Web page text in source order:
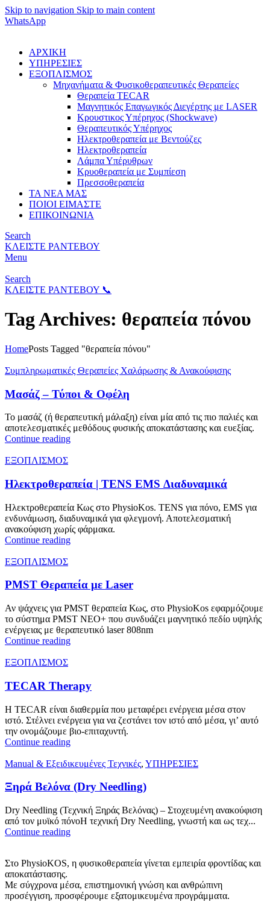
Skip to navigation Skip to main content
WhatsApp
ΑΡΧΙΚΗ
ΥΠΗΡΕΣΙΕΣ
ΕΞΟΠΛΙΣΜΟΣ
Μηχανήματα & Φυσικοθεραπευτικές Θεραπείες
Θεραπεία TECAR
Μαγνητικός Επαγωγικός Διεγέρτης με LASER
Κρουστικος Υπέρηχος (Shockwave)
Θεραπευτικός Υπέρηχος
Ηλεκτροθεραπεία με Βεντούζες
Ηλεκτροθεραπεία
Λάμπα Υπέρυθρων
Κρυοθεραπεία με Συμπίεση
Πρεσσοθεραπεία
ΤΑ ΝΕΑ ΜΑΣ
ΠΟΙΟΙ ΕΙΜΑΣΤΕ
ΕΠΙΚΟΙΝΩΝΙΑ
Search
ΚΛΕΙΣΤΕ ΡΑΝΤΕΒΟΥ
Menu
Search
ΚΛΕΙΣΤΕ ΡΑΝΤΕΒΟΥ 📞
Tag Archives: θεραπεία πόνου
HomePosts Tagged "θεραπεία πόνου"
Συμπληρωματικές Θεραπείες Χαλάρωσης & Ανακούφισης
Μασάζ – Τύποι & Οφέλη
Το μασάζ (ή θεραπευτική μάλαξη) είναι μία από τις πιο παλιές και
αποτελεσματικές μεθόδους φυσικής αποκατάστασης και ευεξίας.
Continue reading
ΕΞΟΠΛΙΣΜΟΣ
Ηλεκτροθεραπεία | TENS EMS Διαδυναμικά
Ηλεκτροθεραπεία Κως στο PhysioKos. TENS για πόνο, EMS για
ενδυνάμωση, διαδυναμικά για φλεγμονή. Αποτελεσματική
ανακούφιση χωρίς φάρμακα.
Continue reading
ΕΞΟΠΛΙΣΜΟΣ
PMST Θεραπεία με Laser
Αν ψάχνεις για PMST θεραπεία Κως, στο PhysioKos εφαρμόζουμε
το σύστημα PMST NEO+ που συνδυάζει μαγνητικό πεδίο υψηλής
ενέργειας με θεραπευτικό laser 808nm
Continue reading
ΕΞΟΠΛΙΣΜΟΣ
TECAR Therapy
Η TECAR είναι διαθερμία που μεταφέρει ενέργεια μέσα στον
ιστό. Στέλνει ενέργεια για να ζεστάνει τον ιστό από μέσα, γι’ αυτό
την ονομάζουμε βιο-επιταχυντή.
Continue reading
Manual & Εξειδικευμένες Τεχνικές, ΥΠΗΡΕΣΙΕΣ
Ξηρά Βελόνα (Dry Needling)
Dry Needling (Τεχνική Ξηράς Βελόνας) – Στοχευμένη ανακούφιση
από τον μυϊκό πόνοΗ τεχνική Dry Needling, γνωστή και ως τεχ...
Continue reading
Στο PhysioKOS, η φυσικοθεραπεία γίνεται εμπειρία φροντίδας και
αποκατάστασης.
Με σύγχρονα μέσα, επιστημονική γνώση και ανθρώπινη
προσέγγιση, προσφέρουμε εξατομικευμένα προγράμματα.